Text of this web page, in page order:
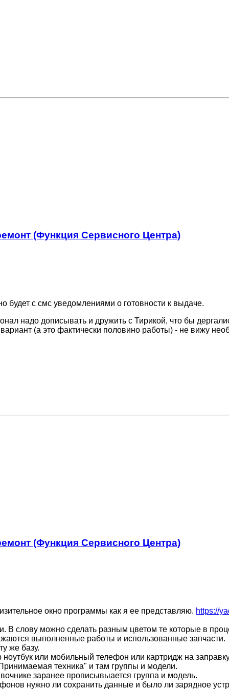
(Функция Сервисного Центра)
будет с смс уведомлениями о готовности к выдаче.
надо дописывать и дружить с Тирикой, что бы
(а это фактически половино работы) - не вижу
(Функция Сервисного Центра)
окно программы как я ее представляю. https://
слову можно сделать разным цветом те которые в
выполненные работы и использованные запчасти.
же базу.
или мобильный телефон или картридж на
техника" и там группы и модели.
заранее прописывыается группа и модель.
нужно ли сохранить данные и было ли зарядное